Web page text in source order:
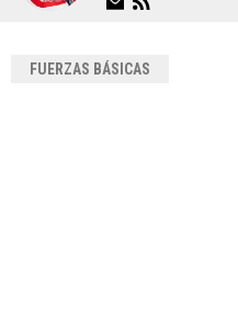
FUERZAS BÁSICAS